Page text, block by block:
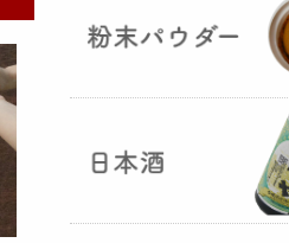
国産（熊本産）の大麦
つけて丁寧に培養して『